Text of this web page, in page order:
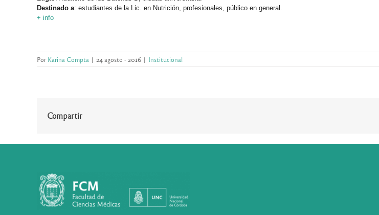
Destinado a: estudiantes de la Lic. en Nutrición, profesionales, público en general.
+ info
PorKarina Compta | 24 agosto - 2016 | Institucional
Compartir